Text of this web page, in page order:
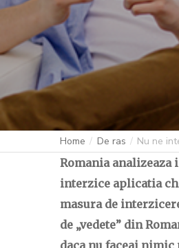
Home De ras Nu ne
Romania analizeaza
interzice aplicatia
masura de
de „vedete” din
daca nu faceai nimic